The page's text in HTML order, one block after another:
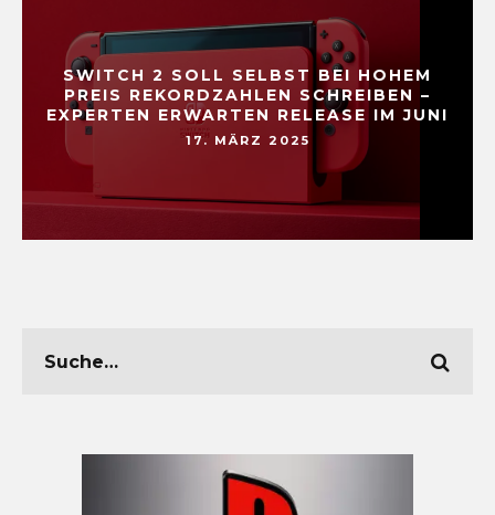
SWITCH 2 SOLL SELBST BEI HOHEM
PREIS REKORDZAHLEN SCHREIBEN –
EXPERTEN ERWARTEN RELEASE IM JUNI
17. MÄRZ 2025